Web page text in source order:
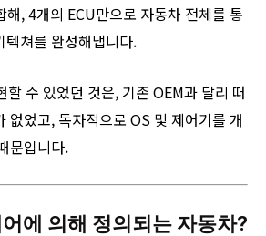
해, 4개의 ECU만으로 자동차 전체를 통
쳐를 완성해냅니다.
할 수 있었던 것은, 기존 OEM과 달리 떠
없었고, 독자적으로 OS 및 제어기를 개
문입니다.
에 의해 정의되는 자동차?